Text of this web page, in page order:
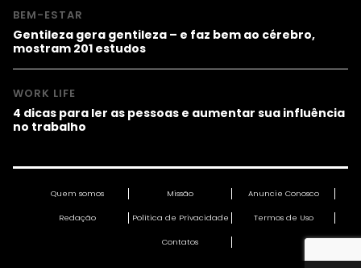
BEM-ESTAR
Gentileza gera gentileza – e faz bem ao cérebro,
mostram 201 estudos
WORK LIFE
4 dicas para ler as pessoas e aumentar sua influência
no trabalho
Quem somos Missão Anuncie Conosco
Redação Política de Privacidade Termos de Uso
Contatos